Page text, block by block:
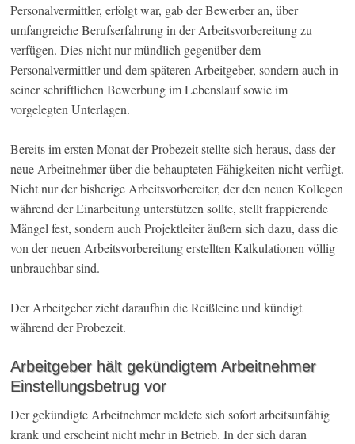
Personalvermittler, erfolgt war, gab der Bewerber an, über
umfangreiche Berufserfahrung in der Arbeitsvorbereitung zu
verfügen. Dies nicht nur mündlich gegenüber dem
Personalvermittler und dem späteren Arbeitgeber, sondern auch in
seiner schriftlichen Bewerbung im Lebenslauf sowie im
vorgelegten Unterlagen.
Bereits im ersten Monat der Probezeit stellte sich heraus, dass der
neue Arbeitnehmer über die behaupteten Fähigkeiten nicht verfügt.
Nicht nur der bisherige Arbeitsvorbereiter, der den neuen Kollegen
während der Einarbeitung unterstützen sollte, stellt frappierende
Mängel fest, sondern auch Projektleiter äußern sich dazu, dass die
von der neuen Arbeitsvorbereitung erstellten Kalkulationen völlig
unbrauchbar sind.
Der Arbeitgeber zieht daraufhin die Reißleine und kündigt
während der Probezeit.
Arbeitgeber hält gekündigtem Arbeitnehmer
Einstellungsbetrug vor
Der gekündigte Arbeitnehmer meldete sich sofort arbeitsunfähig
krank und erscheint nicht mehr in Betrieb. In der sich daran